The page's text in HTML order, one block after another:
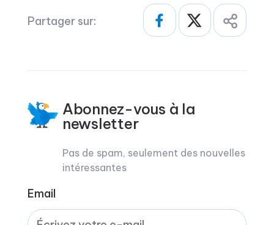
Partager sur:
Abonnez-vous à la
newsletter
Pas de spam, seulement des nouvelles
intéressantes
Email